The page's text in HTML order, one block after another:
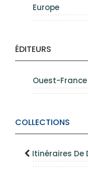
Europe
ÉDITEURS
Ouest-
COLLECTIONS
Itinéraires De